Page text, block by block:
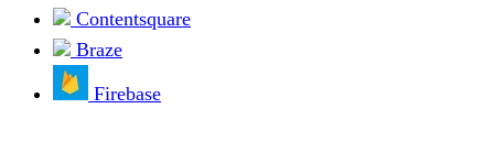
Contentsquare
Braze
Firebase